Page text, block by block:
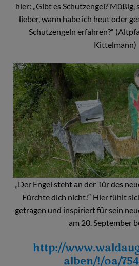
hier: „Gibt es Schutzengel? Müßig,
lieber, wann habe ich heut oder
Schutzengeln erfahren?“
Kittelmann)
„Der Engel steht an der Tür des
Fürchte dich nicht!“ Hier fühlt
getragen und inspiriert für sein
am 20. September
http://
alben/!/oa/